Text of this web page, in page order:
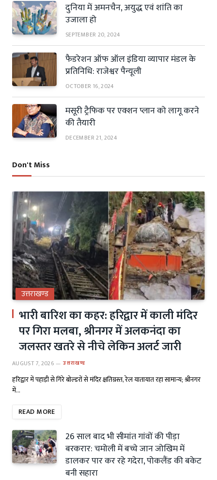
दुनिया में अमनचैन, अयुद्ध एवं शांति का
उजाला हो
SEPTEMBER 20, 2024
फैडरेशन ऑफ ऑल इंडिया व्यापार मंडल के
प्रतिनिधि: राजेश्वर पैन्यूली
OCTOBER 16, 2024
मसूरी ट्रैफिक पर एक्शन प्लान को लागू करने
की तैयारी
DECEMBER 21, 2024
Don't Miss
उत्तराखण्ड
भारी बारिश का कहर: हरिद्वार में काली मंदिर
पर गिरा मलबा, श्रीनगर में अलकनंदा का
जलस्तर खतरे से नीचे लेकिन अलर्ट जारी
AUGUST 7, 2026 उत्तराखण्ड
हरिद्वार में पहाड़ी से गिरे बोल्डरों से मंदिर क्षतिग्रस्त, रेल यातायात रहा सामान्य; श्रीनगर
में…
READ MORE
26 साल बाद भी सीमांत गांवों की पीड़ा
बरकरार: चमोली में बच्चे जान जोखिम में
डालकर पार कर रहे गदेरा, पोकलैंड की बकेट
बनी सहारा